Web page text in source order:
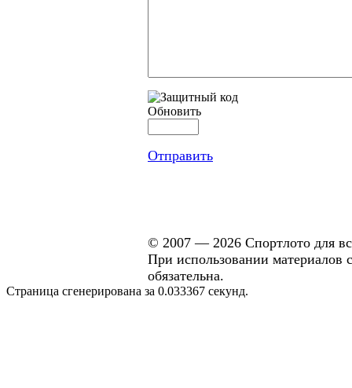
Обновить
Отправить
© 2007 — 2026 Спортлото для
При использовании материалов
обязательна.
Страница сгенерирована за 0.033367 секунд.